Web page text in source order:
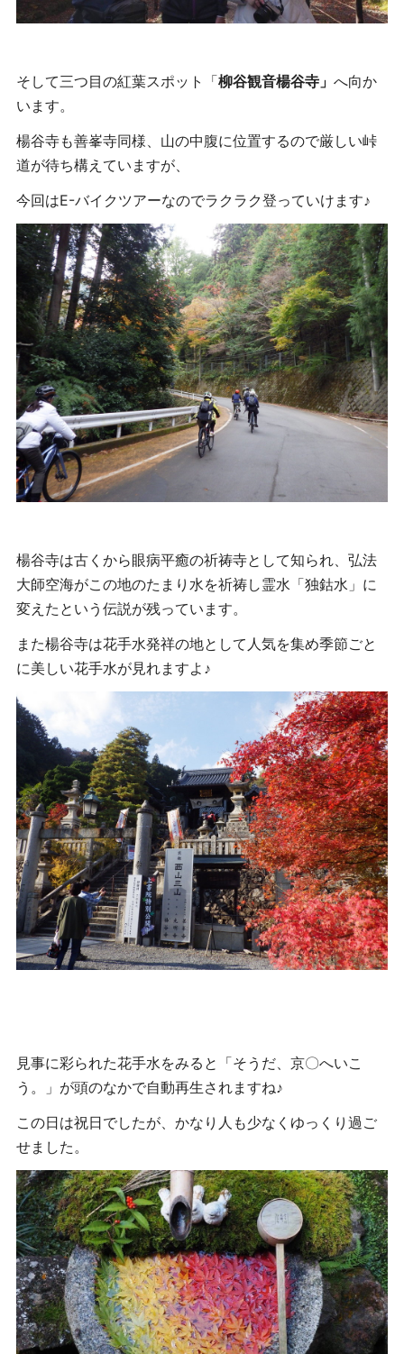
そして三つ目の紅葉スポット「柳谷観音楊谷寺」 へ向か
います。
楊谷寺も善峯寺同様、山の中腹に位置するので厳しい峠
道が待ち構えていますが、
今回はE-バイクツアーなのでラクラク登っていけます♪
楊谷寺は古くから眼病平癒の祈祷寺として知られ、弘法
大師空海がこの地のたまり水を祈祷し霊水「独鈷水」に
変えたという伝説が残っています。
また楊谷寺は花手水発祥の地として人気を集め季節ごと
に美しい花手水が見れますよ♪
見事に彩られた花手水をみると「そうだ、京〇へいこ
う。」が頭のなかで自動再生されますね♪
この日は祝日でしたが、かなり人も少なくゆっくり過ご
せました。